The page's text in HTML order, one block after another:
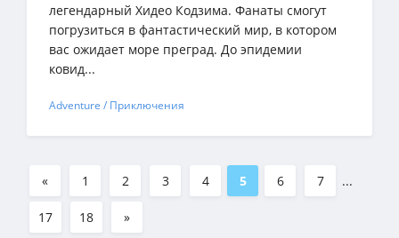
легендарный Хидео Кодзима. Фанаты смогут
погрузиться в фантастический мир, в котором
вас ожидает море преград. До эпидемии
ковид...
Adventure / Приключения
« 1 2 3 4 5 6 7 ...
17 18 »